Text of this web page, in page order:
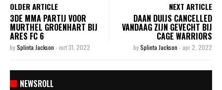
OLDER ARTICLE
3DE MMA PARTIJ VOOR
MURTHEL GROENHART BIJ
ARES FC 6
bySplinta Jackson - mrt 31, 2022
NEXT ARTICLE
DAAN DUIJS CANCELLED
VANDAAG ZIJN GEVECHT BIJ
CAGE WARRIORS
bySplinta Jackson - apr 2, 2022
NEWSROLL